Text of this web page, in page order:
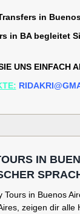
in
in BA begleitet
UNS EINFACH
IN
Tours in Buenos
zeigen dir